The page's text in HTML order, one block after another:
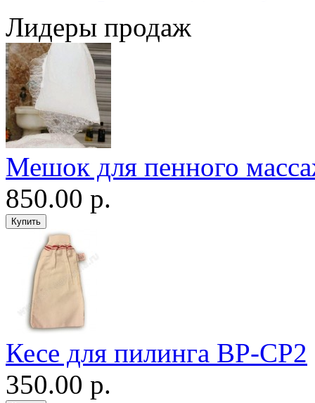
Лидеры продаж
Мешок для пенного
850.00 р.
Кесе для пилинга ВР-CP2
350.00 р.